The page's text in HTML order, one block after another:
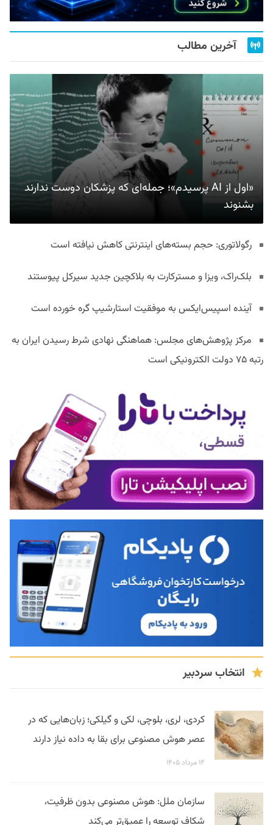
آخرین مطالب
«اول از AI پرسیدم»؛ جمله‌ای که پزشکان دوست ندارند
بشنوند
رگولاتوری: حجم بسته‌های اینترنتی کاهش نیافته است
بلک‌راک، ویزا و مسترکارت به بلاکچین جدید سیرکل پیوستند
آینده اسپیس‌ایکس به موفقیت استارشیپ گره خورده است
مرکز پژوهش‌های مجلس: هماهنگی نهادی شرط رسیدن ایران به
رتبه ۷۵ دولت الکترونیکی است
انتخاب سردبیر
کردی، لری، بلوچی، لکی و گیلکی؛ زبان‌هایی که در
عصر هوش مصنوعی برای بقا به داده نیاز دارند
۱۴ مرداد ۱۴۰۵
سازمان ملل: هوش مصنوعی بدون ظرفیت،
شکاف توسعه را عمیق‌تر می‌کند